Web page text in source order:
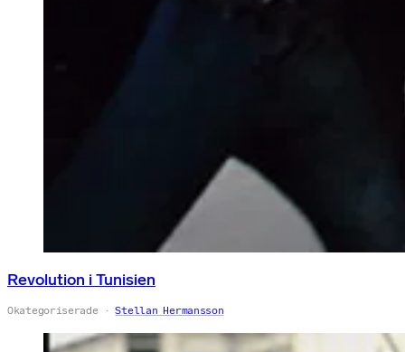
Revolution i Tunisien
Okategoriserade Stellan Hermansson